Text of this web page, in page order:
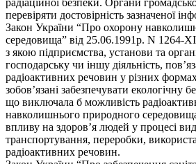
перевіряти достовірність зазначеної
Закон України “Про охорону
середовища” від 25.06.1991р. N 1264-
з якою підприємства, установи та
господарську чи іншу діяльність,
радіоактивних речовин у різних
зобов’язані забезпечувати екологічну
що виключала б можливість
навколишнього природного
впливу на здоров’я людей у процесі
транспортування, переробки,
радіоактивних речовин.